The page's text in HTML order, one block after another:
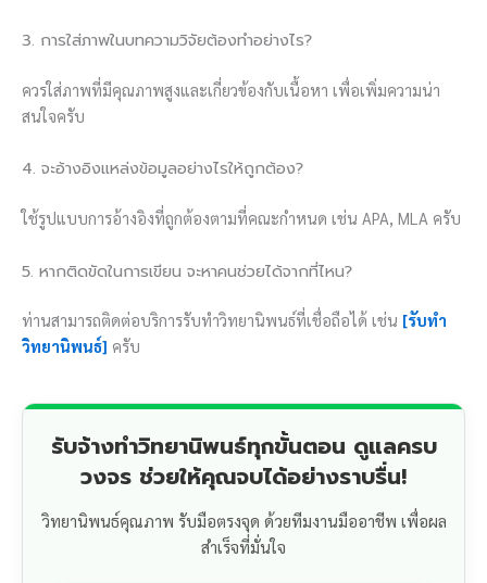
3. การใส่ภาพในบทความวิจัยต้องทำอย่างไร?
ควรใส่ภาพที่มีคุณภาพสูงและเกี่ยวข้องกับเนื้อหา เพื่อเพิ่มความน่า
สนใจครับ
4. จะอ้างอิงแหล่งข้อมูลอย่างไรให้ถูกต้อง?
ใช้รูปแบบการอ้างอิงที่ถูกต้องตามที่คณะกำหนด เช่น APA, MLA ครับ
5. หากติดขัดในการเขียน จะหาคนช่วยได้จากที่ไหน?
ท่านสามารถติดต่อบริการรับทำวิทยานิพนธ์ที่เชื่อถือได้ เช่น [รับทำ
วิทยานิพนธ์] ครับ
รับจ้างทำวิทยานิพนธ์ทุกขั้นตอน ดูแลครบ
วงจร ช่วยให้คุณจบได้อย่างราบรื่น!
วิทยานิพนธ์คุณภาพ รับมือตรงจุด ด้วยทีมงานมืออาชีพ เพื่อผล
สำเร็จที่มั่นใจ